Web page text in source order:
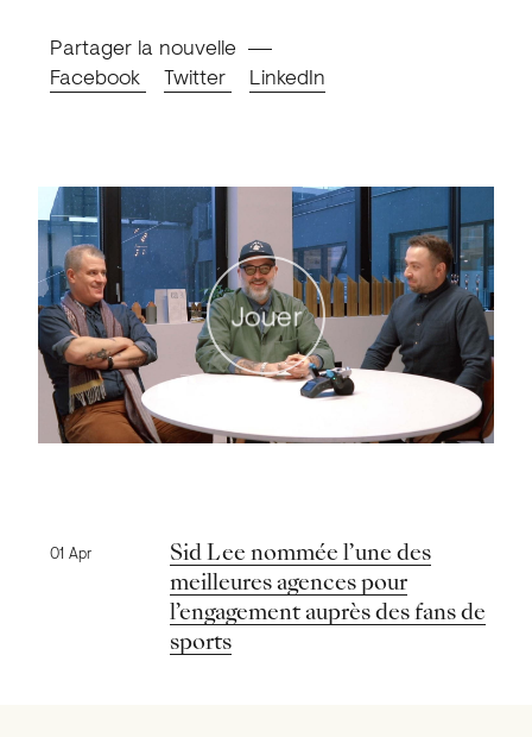
Partager la nouvelle
Facebook
Twitter LinkedIn
Jouer
Nouvelles précédentes
01 Apr
Sid Lee nommée l’une des
meilleures agences pour
l’engagement auprès des fans de
sports